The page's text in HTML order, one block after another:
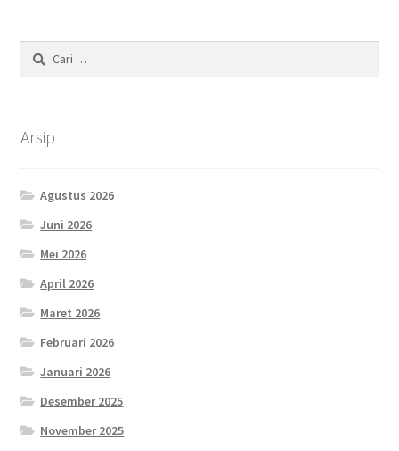
Cari
untuk:
Arsip
Agustus 2026
Juni 2026
Mei 2026
April 2026
Maret 2026
Februari 2026
Januari 2026
Desember 2025
November 2025